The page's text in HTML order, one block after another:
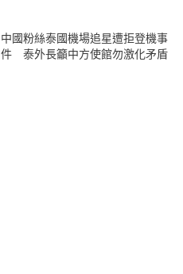
中國粉絲泰國機場追星遭拒登機事
件 泰外長籲中方使館勿激化矛盾